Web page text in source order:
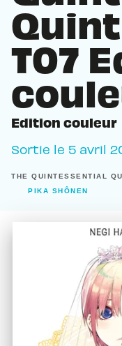
T07
Edition couleur
Sortie le 5 avril
THE QUINTESSENTIAL
PIKA SHÔNEN